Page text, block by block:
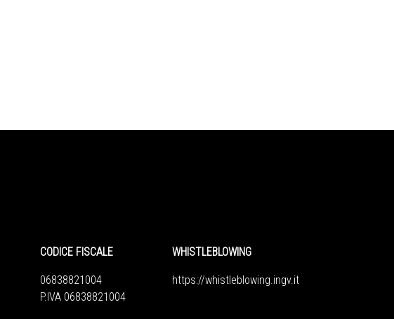
CODICE FISCALE
06838821004
P.IVA 06838821004
WHISTLEBLOWING
https://whistleblowing.ingv.it